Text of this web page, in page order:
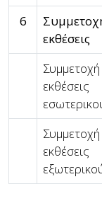
6
εκθέσεις
εκθέσεις
εκθέσεις